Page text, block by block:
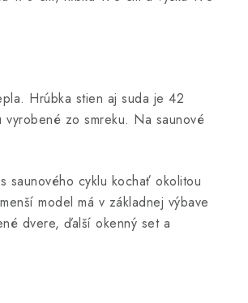
Hrúbka stien aj suda je 42
zo smreku. Na saunové
saunového cyklu kochať okolitou
model má v základnej výbave
dvere, ďalší okenný set a